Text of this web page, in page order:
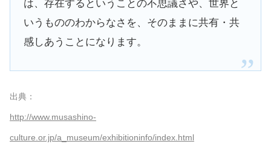
は、存在するということの不思議さや、世界と
いうもののわからなさを、そのままに共有・共
感しあうことになります。
出典：
http://www.musashino-
culture.or.jp/a_museum/exhibitioninfo/index.html